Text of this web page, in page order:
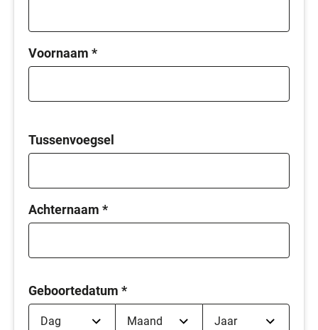
Voornaam *
Tussenvoegsel
Achternaam *
Geboortedatum *